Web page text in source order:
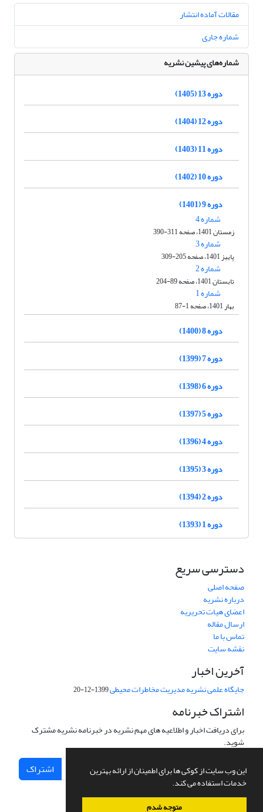
این وب سایت از کوکی ها برای اطمینان از ارائه بهترین
خدمات استفاده می کند.
متوجه شدم
مقالات آماده انتشار
شماره جاری
شماره‌های پیشین نشریه
دوره 13 (1405)
دوره 12 (1404)
دوره 11 (1403)
دوره 10 (1402)
دوره 9 (1401)
شماره 4
زمستان 1401، صفحه 311-390
شماره 3
پاییز 1401، صفحه 205-309
شماره 2
تابستان 1401، صفحه 89-204
شماره 1
بهار 1401، صفحه 1-87
دوره 8 (1400)
دوره 7 (1399)
دوره 6 (1398)
دوره 5 (1397)
دوره 4 (1396)
دوره 3 (1395)
دوره 2 (1394)
دوره 1 (1393)
دسترسی سریع
صفحه اصلی
درباره نشریه
اعضای هیات تحریریه
ارسال مقاله
تماس با ما
نقشه سایت
آخرین اخبار
جایگاه علمی نشریه مدیریت مخاطرات محیطی1399-12-20
اشتراک خبرنامه
برای دریافت اخبار و اطلاعیه های مهم نشریه در خبرنامه نشریه مشترک
شوید.
اشتراک